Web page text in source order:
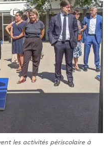
les activités périscolaire à